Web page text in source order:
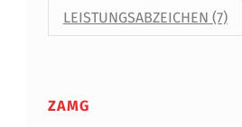
LEISTUNGSABZEICHEN (7)
ZAMG